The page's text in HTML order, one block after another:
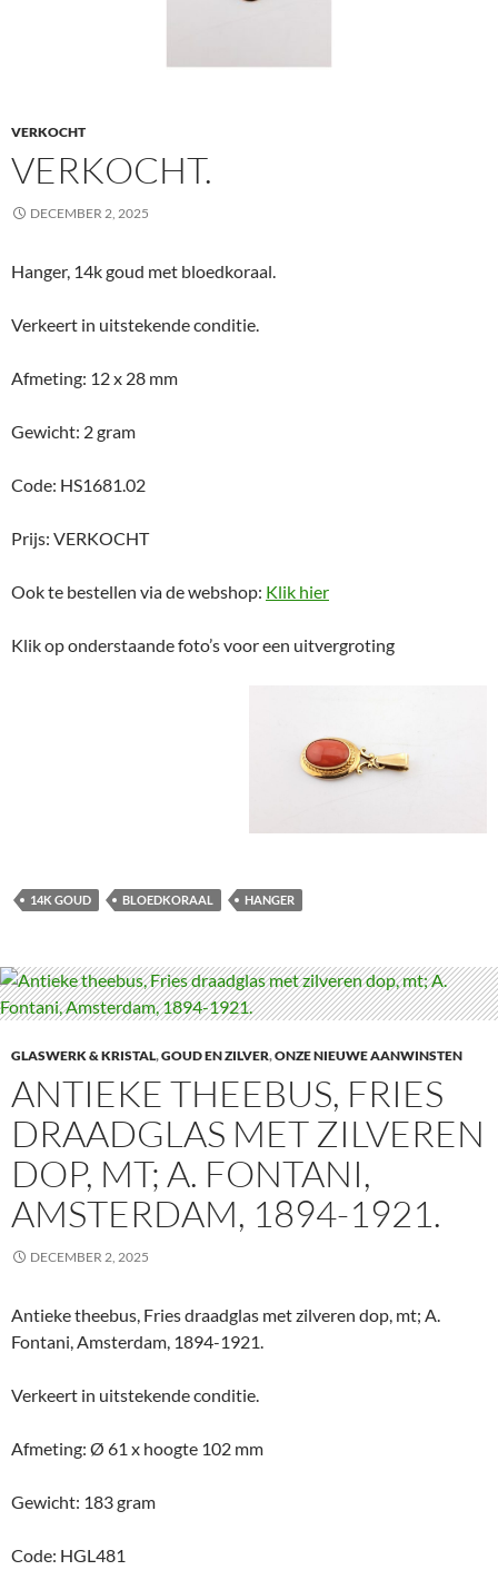
VERKOCHT
VERKOCHT.
DECEMBER 2, 2025
Hanger, 14k goud met bloedkoraal.
Verkeert in uitstekende conditie.
Afmeting: 12 x 28 mm
Gewicht: 2 gram
Code: HS1681.02
Prijs: VERKOCHT
Ook te bestellen via de webshop: Klik hier
Klik op onderstaande foto’s voor een uitvergroting
14K GOUD BLOEDKORAAL HANGER
GLASWERK & KRISTAL,GOUD EN ZILVER,ONZE NIEUWE AANWINSTEN
ANTIEKE THEEBUS, FRIES
DRAADGLAS MET ZILVEREN
DOP, MT; A. FONTANI,
AMSTERDAM, 1894-1921.
DECEMBER 2, 2025
Antieke theebus, Fries draadglas met zilveren dop, mt; A.
Fontani, Amsterdam, 1894-1921.
Verkeert in uitstekende conditie.
Afmeting: Ø 61 x hoogte 102 mm
Gewicht: 183 gram
Code: HGL481